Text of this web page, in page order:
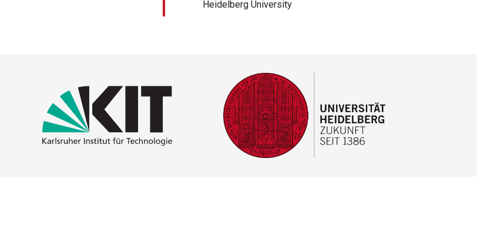
Heidelberg University